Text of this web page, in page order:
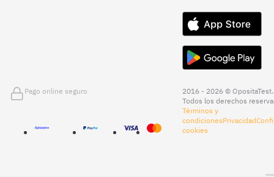
Pago online seguro
2016 - 2026 © OpositaTest.
Todos los derechos
Términos y
condicionesPrivacidad
cookies